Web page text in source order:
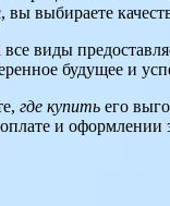
выбираете
виды
будущее и
где купить его
и